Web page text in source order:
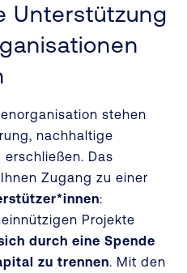
Unterstützung
stehen
nachhaltige
erschließen. Das
Zugang zu einer
:
Projekte
durch eine Spende
zu trennen. Mit den